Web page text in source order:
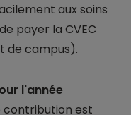
aux soins
payer la CVEC
de campus).
l'année
contribution est